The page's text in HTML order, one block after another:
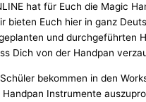
hat für Euch die Magic
bieten Euch hier in ganz
und durchgeführten
Dich von der Handpan
bekommen in den
Instrumente